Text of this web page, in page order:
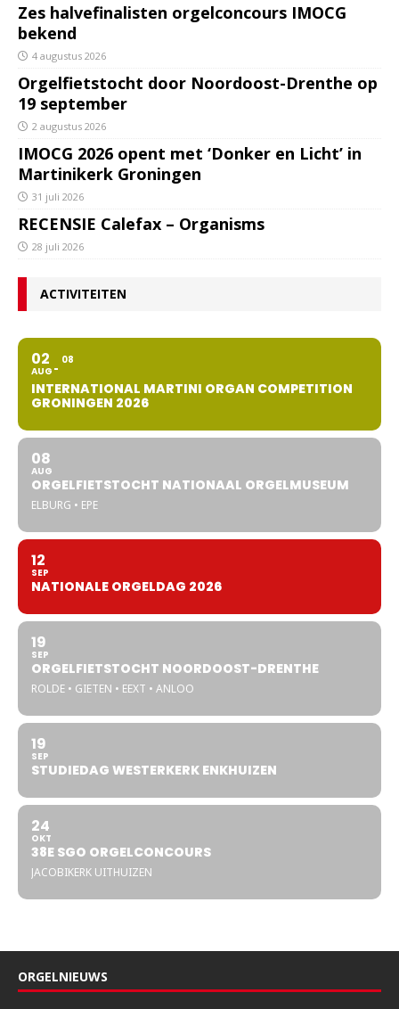
Zes halvefinalisten orgelconcours IMOCG
bekend
4 augustus 2026
Orgelfietstocht door Noordoost-Drenthe op
19 september
2 augustus 2026
IMOCG 2026 opent met ‘Donker en Licht’ in
Martinikerk Groningen
31 juli 2026
RECENSIE Calefax – Organisms
28 juli 2026
ACTIVITEITEN
02
AUG
08
INTERNATIONAL MARTINI ORGAN COMPETITION
GRONINGEN 2026
08
AUG
ORGELFIETSTOCHT NATIONAAL ORGELMUSEUM
ELBURG • EPE
12
SEP
NATIONALE ORGELDAG 2026
19
SEP
ORGELFIETSTOCHT NOORDOOST-DRENTHE
ROLDE • GIETEN • EEXT • ANLOO
19
SEP
STUDIEDAG WESTERKERK ENKHUIZEN
24
OKT
38E SGO ORGELCONCOURS
JACOBIKERK UITHUIZEN
ORGELNIEUWS